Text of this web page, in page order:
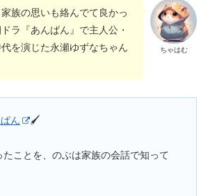
ちゃはむ
族の思いも絡んでて良かっ
ラ『あんぱん』で主人公・
を演じた永瀬ゆずなちゃん
ん 🖌
ことを、のぶは家族の会話で知って